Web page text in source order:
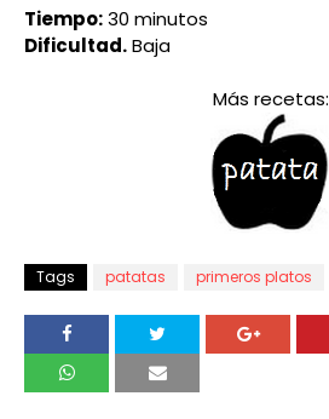
Tiempo:30 minutos
Dificultad.Baja
Más recetas:
Tags patatas primeros platos